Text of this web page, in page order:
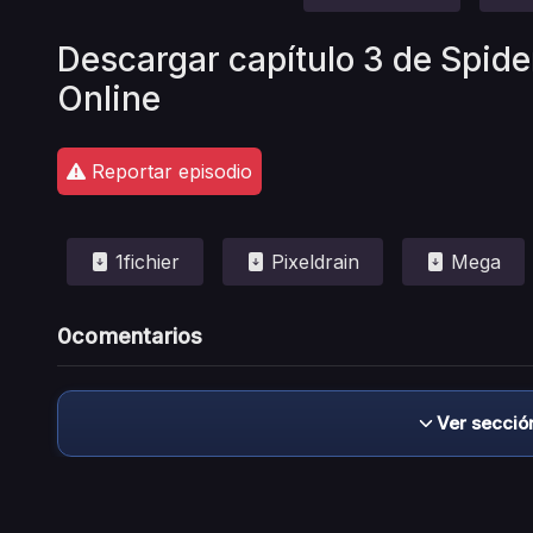
Descargar capítulo 3 de
Online
Reportar episodio
1fichier Pixeldrain Mega
0comentarios
Ver